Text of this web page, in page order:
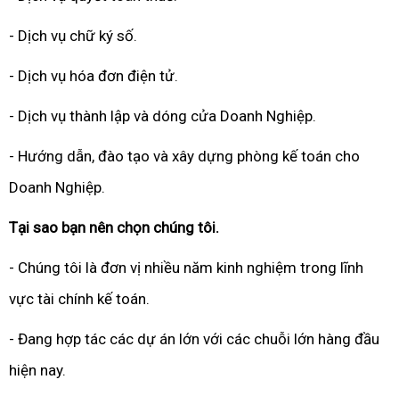
- Dịch vụ chữ ký số.
- Dịch vụ hóa đơn điện tử.
- Dịch vụ thành lập và dóng cửa Doanh Nghiệp.
- Hướng dẫn, đào tạo và xây dựng phòng kế toán cho
Doanh Nghiệp.
Tại sao bạn nên chọn chúng tôi.
- Chúng tôi là đơn vị nhiều năm kinh nghiệm trong lĩnh
vực tài chính kế toán.
- Đang hợp tác các dự án lớn với các chuỗi lớn hàng đầu
hiện nay.